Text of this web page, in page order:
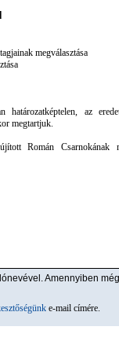
megválasztása
határozatképtelen, az
megtartjuk.
Román Csarnokának
Amennyiben
e-mail címére.